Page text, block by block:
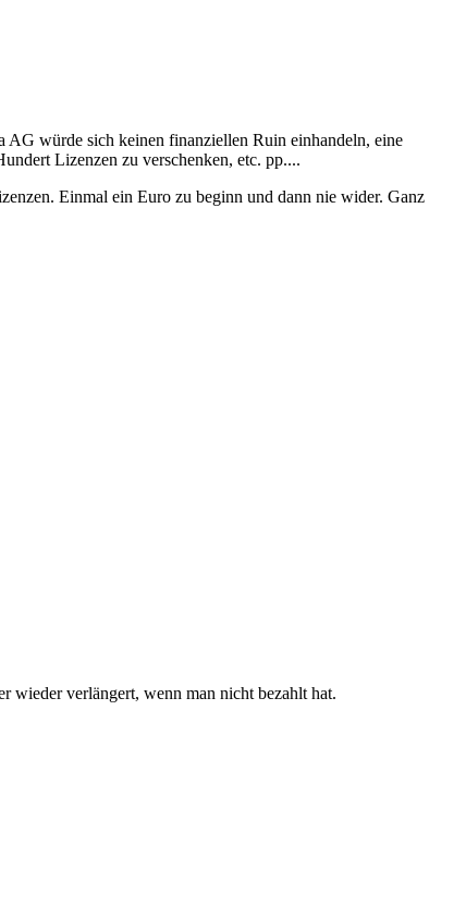
AG würde sich keinen finanziellen Ruin einhandeln, eine
Lizenzen zu verschenken, etc. pp....
Einmal ein Euro zu beginn und dann nie wider. Ganz
wieder verlängert, wenn man nicht bezahlt hat.